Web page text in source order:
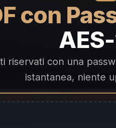
con
riservati con una
istantanea, niente